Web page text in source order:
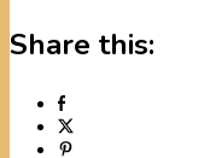
Share this: